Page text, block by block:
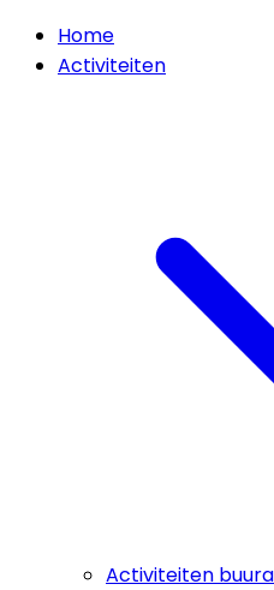
Home
Activiteiten
Activiteiten